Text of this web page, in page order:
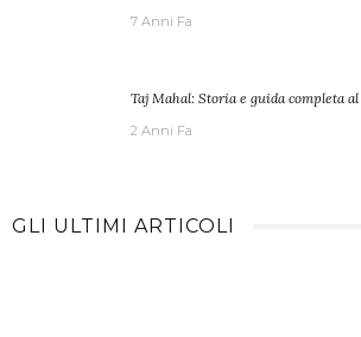
7 Anni Fa
Taj Mahal: Storia e guida completa
2 Anni Fa
GLI ULTIMI ARTICOLI